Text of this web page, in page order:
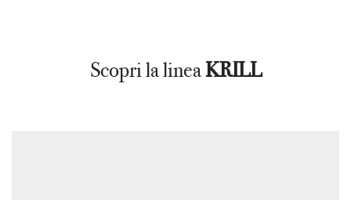
Scopri la lineaKRILL